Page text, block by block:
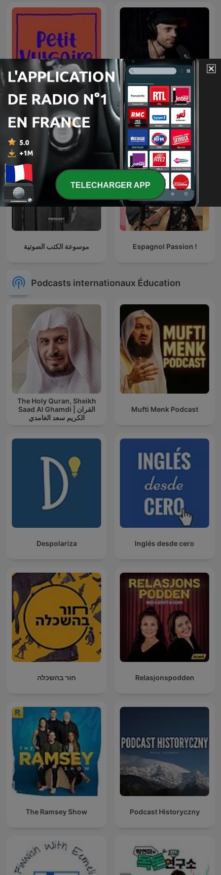
Petit Vulgaire Przemek Górczyk Podcast
موسوعة الكتب الصوتية Espagnol Passion !
Podcasts internationaux Éducation
The Holy Quran, Sheikh
Saad Al Ghamdi | القران
الكريم سعد الغامدي
Mufti Menk Podcast
Despolariza Inglés desde cero
חור בהשכלה Relasjonspodden
The Ramsey Show Podcast Historyczny
TELECHARGER APP